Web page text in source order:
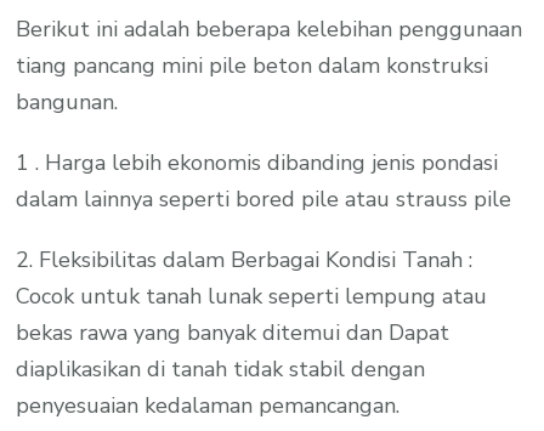
Berikut ini adalah beberapa kelebihan penggunaan
tiang pancang mini pile beton dalam konstruksi
bangunan.
1 . Harga lebih ekonomis dibanding jenis pondasi
dalam lainnya seperti bored pile atau strauss pile
2. Fleksibilitas dalam Berbagai Kondisi Tanah :
Cocok untuk tanah lunak seperti lempung atau
bekas rawa yang banyak ditemui dan Dapat
diaplikasikan di tanah tidak stabil dengan
penyesuaian kedalaman pemancangan.